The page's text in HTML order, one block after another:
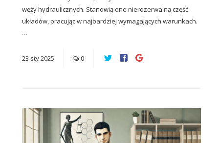
węży hydraulicznych. Stanowią one nierozerwalną część
układów, pracując w najbardziej wymagających warunkach.
…
23 sty2025 0